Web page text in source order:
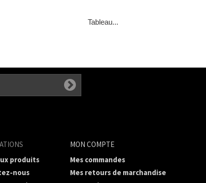
Tableau...
produits
nous
MON COMPTE
Mes commandes
Mes retours de marchandise